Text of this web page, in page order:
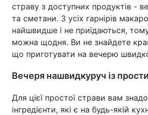
страву з доступних продуктів -
та сметани. З усіх гарнірів
найшвидше і не приїдаються,
можна щодня. Ви не знайдете
що приготувати на вечерю
Вечеря нашвидкуруч із
Для цієї простої страви вам
інгредієнти, які є на будь-якій